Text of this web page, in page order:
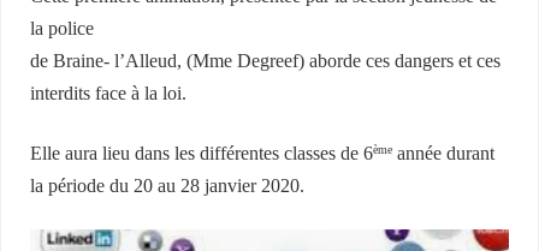
la police
de Braine- l’Alleud, (Mme Degreef) aborde ces dangers et ces
interdits face à la loi.
Elle aura lieu dans les différentes classes de 6ème année durant
la période du 20 au 28 janvier 2020.